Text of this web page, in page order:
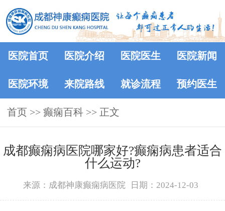
医院首页 医院介绍 医院医生 医院新闻
医院环境 来院路线 就诊流程 预约医生
首页 >> 癫痫百科 >> 正文
成都癫痫病医院哪家好?癫痫病患者适合
什么运动?
来源：成都神康癫痫病医院 日期：2024-12-03